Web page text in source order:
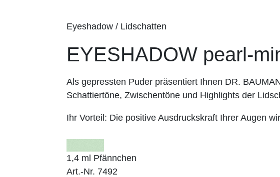
Eyeshadow / Lidschatten
EYESHADOW pearl-
Als gepressten Puder präsentiert Ihnen DR.
Schattiertöne, Zwischentöne und Highlights der
Ihr Vorteil: Die positive Ausdruckskraft Ihrer Augen
1,4 ml Pfännchen
Art.-Nr. 7492